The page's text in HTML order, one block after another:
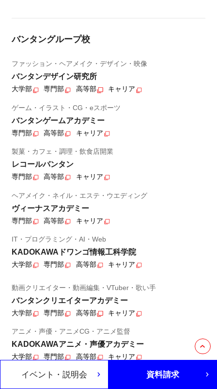
バンタングループ校
ファッション・ヘアメイク・デザイン・映像
バンタンデザイン研究所
大学部 専門部 高等部 キャリア
ゲーム・イラスト・CG・eスポーツ
バンタンゲームアカデミー
専門部 高等部 キャリア
製菓・カフェ・調理・飲食店開業
レコールバンタン
専門部 高等部 キャリア
ヘアメイク・ネイル・エステ・ウエディング
ヴィーナスアカデミー
専門部 高等部 キャリア
IT・プログラミング・AI・Web
KADOKAWAドワンゴ情報工科学院
大学部 専門部 高等部 キャリア
動画クリエイター・動画編集・VTuber・歌い手
バンタンクリエイターアカデミー
大学部 専門部 高等部 キャリア
アニメ・声優・アニメCG・アニメ監督
KADOKAWAアニメ・声優アカデミー
大学部 専門部 高等部 キャリア
マンガ・イラスト・マンガ編集者・ノベル
イベント・説明会 資料請求